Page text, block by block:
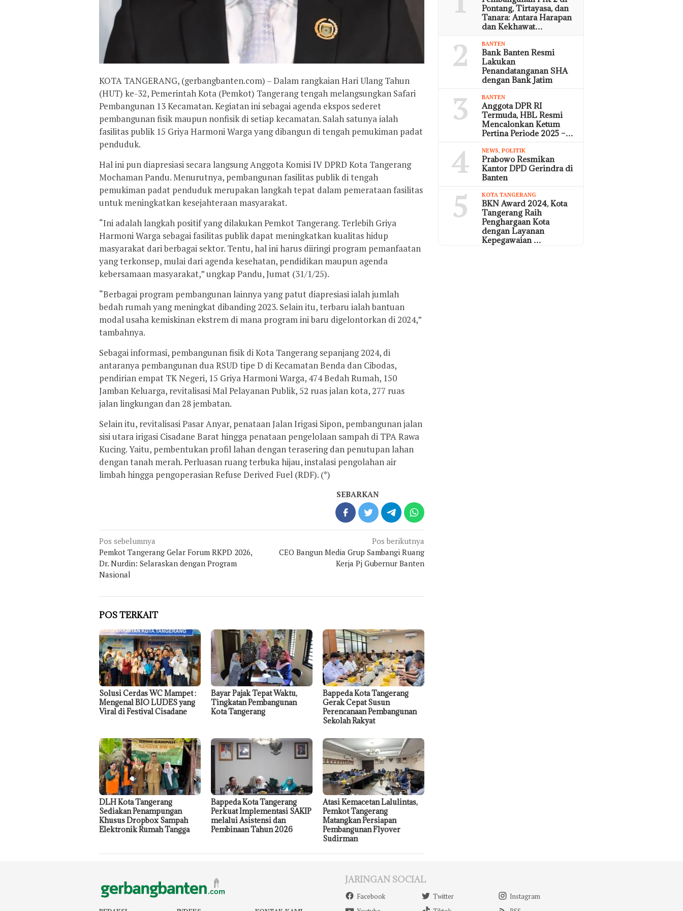
KOTA TANGERANG, (gerbangbanten.com) – Dalam rangkaian Hari Ulang Tahun
(HUT) ke-32, Pemerintah Kota (Pemkot) Tangerang tengah melangsungkan Safari
Pembangunan 13 Kecamatan. Kegiatan ini sebagai agenda ekspos sederet
pembangunan fisik maupun nonfisik di setiap kecamatan. Salah satunya ialah
fasilitas publik 15 Griya Harmoni Warga yang dibangun di tengah pemukiman padat
penduduk.
Hal ini pun diapresiasi secara langsung Anggota Komisi IV DPRD Kota Tangerang
Mochaman Pandu. Menurutnya, pembangunan fasilitas publik di tengah
pemukiman padat penduduk merupakan langkah tepat dalam pemerataan fasilitas
untuk meningkatkan kesejahteraan masyarakat.
“Ini adalah langkah positif yang dilakukan Pemkot Tangerang. Terlebih Griya
Harmoni Warga sebagai fasilitas publik dapat meningkatkan kualitas hidup
masyarakat dari berbagai sektor. Tentu, hal ini harus diiringi program pemanfaatan
yang terkonsep, mulai dari agenda kesehatan, pendidikan maupun agenda
kebersamaan masyarakat,” ungkap Pandu, Jumat (31/1/25).
“Berbagai program pembangunan lainnya yang patut diapresiasi ialah jumlah
bedah rumah yang meningkat dibanding 2023. Selain itu, terbaru ialah bantuan
modal usaha kemiskinan ekstrem di mana program ini baru digelontorkan di 2024,”
tambahnya.
Sebagai informasi, pembangunan fisik di Kota Tangerang sepanjang 2024, di
antaranya pembangunan dua RSUD tipe D di Kecamatan Benda dan Cibodas,
pendirian empat TK Negeri, 15 Griya Harmoni Warga, 474 Bedah Rumah, 150
Jamban Keluarga, revitalisasi Mal Pelayanan Publik, 52 ruas jalan kota, 277 ruas
jalan lingkungan dan 28 jembatan.
Selain itu, revitalisasi Pasar Anyar, penataan Jalan Irigasi Sipon, pembangunan jalan
sisi utara irigasi Cisadane Barat hingga penataan pengelolaan sampah di TPA Rawa
Kucing. Yaitu, pembentukan profil lahan dengan terasering dan penutupan lahan
dengan tanah merah. Perluasan ruang terbuka hijau, instalasi pengolahan air
limbah hingga pengoperasian Refuse Derived Fuel (RDF). (*)
SEBARKAN
Navigasi
pos
Pos sebelumnya
Pemkot Tangerang Gelar Forum RKPD 2026,
Dr. Nurdin: Selaraskan dengan Program
Nasional
Pos berikutnya
CEO Bangun Media Grup Sambangi Ruang
Kerja Pj Gubernur Banten
POS TERKAIT
Solusi Cerdas WC Mampet :
Mengenal BIO LUDES yang
Viral di Festival Cisadane
Bayar Pajak Tepat Waktu,
Tingkatan Pembangunan
Kota Tangerang
Bappeda Kota Tangerang
Gerak Cepat Susun
Perencanaan Pembangunan
Sekolah Rakyat
DLH Kota Tangerang
Sediakan Penampungan
Khusus Dropbox Sampah
Elektronik Rumah Tangga
Bappeda Kota Tangerang
Perkuat Implementasi SAKIP
melalui Asistensi dan
Pembinaan Tahun 2026
Atasi Kemacetan Lalulintas,
Pemkot Tangerang
Matangkan Persiapan
Pembangunan Flyover
Sudirman
Pontang, Tirtayasa, dan
Tanara: Antara Harapan
dan Kekhawat…
2 BANTEN
Bank Banten Resmi
Lakukan
Penandatanganan SHA
dengan Bank Jatim
3 BANTEN
Anggota DPR RI
Termuda, HBL Resmi
Mencalonkan Ketum
Pertina Periode 2025 –…
4 NEWS,POLITIK
Prabowo Resmikan
Kantor DPD Gerindra di
Banten
5 KOTA TANGERANG
BKN Award 2024, Kota
Tangerang Raih
Penghargaan Kota
dengan Layanan
Kepegawaian …
JARINGAN SOCIAL
Facebook Twitter
Instagram